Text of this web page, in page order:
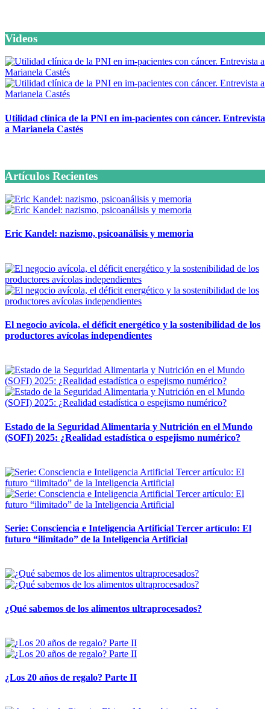
Videos
Utilidad clínica de la PNI en im-pacientes con cáncer. Entrevista
a Marianela Castés
Artículos Recientes
Eric Kandel: nazismo, psicoanálisis y memoria
El negocio avícola, el déficit energético y la sostenibilidad de los
productores avícolas independientes
Estado de la Seguridad Alimentaria y Nutrición en el Mundo
(SOFI) 2025: ¿Realidad estadística o espejismo numérico?
Serie: Consciencia e Inteligencia Artificial Tercer artículo: El
futuro “ilimitado” de la Inteligencia Artificial
¿Qué sabemos de los alimentos ultraprocesados?
¿Los 20 años de regalo? Parte II